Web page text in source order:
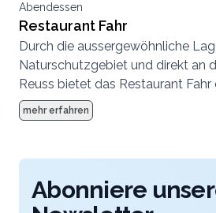
Abendessen
Restaurant Fahr
Durch die aussergewöhnliche
Naturschutzgebiet und direkt an
Reuss bietet das Restaurant Fahr
für euer Hochzeit. Das stimmige
einzelnen Details passen wir
bezüglich Ablaufplanung,
Dekoration und natürlich den
Höhepunkten.
mehr erfahren
Abonniere